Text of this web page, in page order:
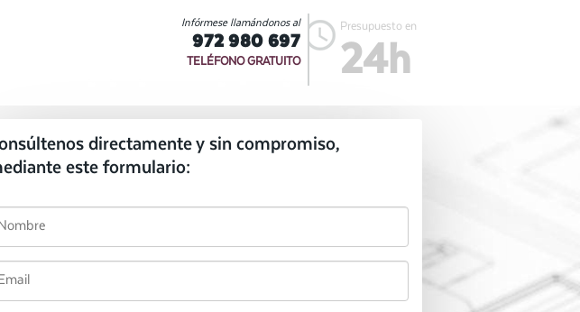
Presupuesto en
24h
Infórmese llamándonos al
972 980 697
TELÉFONO GRATUITO
directamente y sin compromiso,
este formulario: